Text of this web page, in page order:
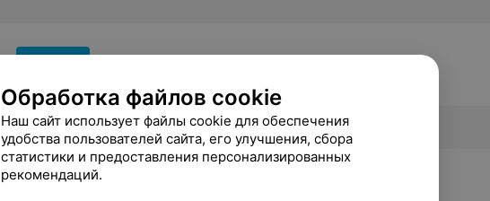
Обработка файлов cookie
Наш сайт использует файлы cookie для обеспечения
удобства пользователей сайта, его улучшения, сбора
статистики и предоставления персонализированных
рекомендаций.